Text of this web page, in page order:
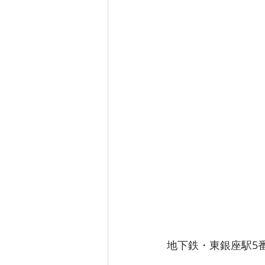
地下鉄・東銀座駅5